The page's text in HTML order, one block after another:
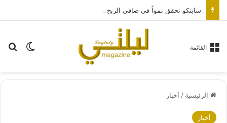
الوضع القائمة
الرئيسية / أخبار
أخبار